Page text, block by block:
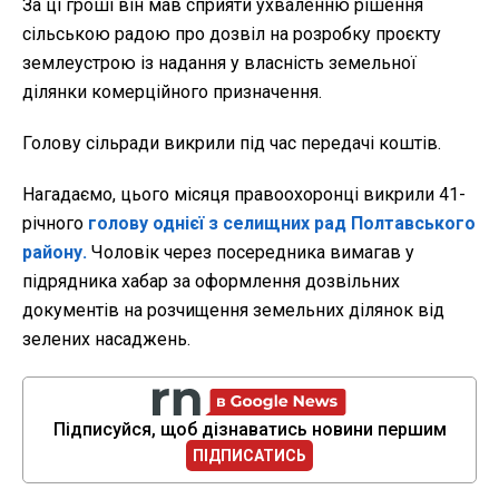
За ці гроші він мав сприяти ухваленню рішення
сільською радою про дозвіл на розробку проєкту
землеустрою із надання у власність земельної
ділянки комерційного призначення.
Голову сільради викрили під час передачі коштів.
Нагадаємо, цього місяця правоохоронці викрили 41-
річного голову однієї з селищних рад Полтавського
району. Чоловік через посередника вимагав у
підрядника хабар за оформлення дозвільних
документів на розчищення земельних ділянок від
зелених насаджень.
Підписуйся, щоб дізнаватись новини першим
ПІДПИСАТИСЬ